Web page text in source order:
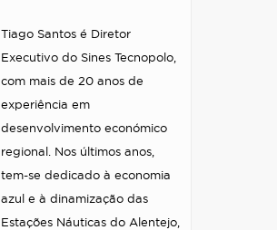
Tiago Santos é Diretor
Executivo do Sines Tecnopolo,
com mais de 20 anos de
experiência em
desenvolvimento económico
regional. Nos últimos anos,
tem-se dedicado à economia
azul e à dinamização das
Estações Náuticas do Alentejo,